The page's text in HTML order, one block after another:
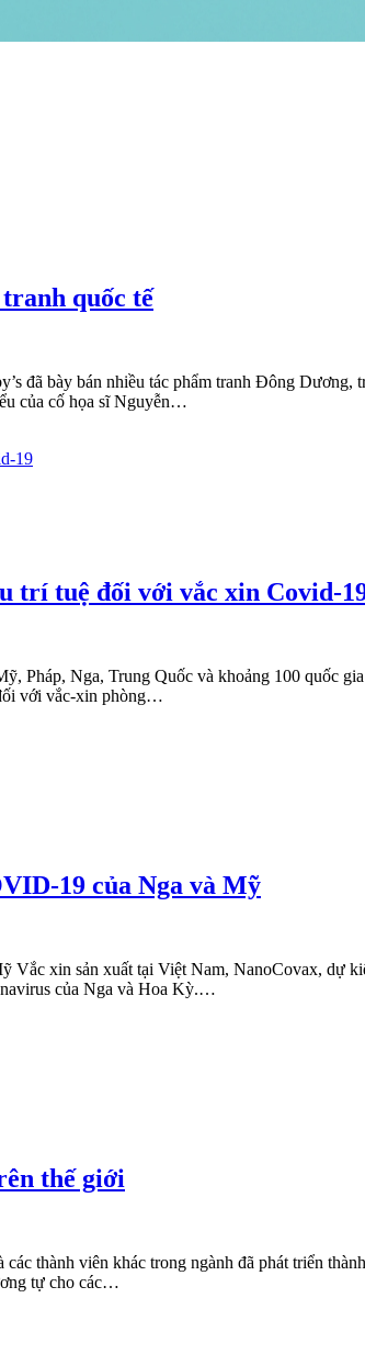
quốc tế
đã bày bán nhiều tác phẩm tranh Đông Dương,
của cố họa sĩ Nguyễn…
trí tuệ đối với vắc xin Covid-
Pháp, Nga, Trung Quốc và khoảng 100 quốc
với vắc-xin phòng…
19 của Nga và Mỹ
xin sản xuất tại Việt Nam, NanoCovax, dự
của Nga và Hoa Kỳ.…
thế giới
thành viên khác trong ngành đã phát triển
tự cho các…